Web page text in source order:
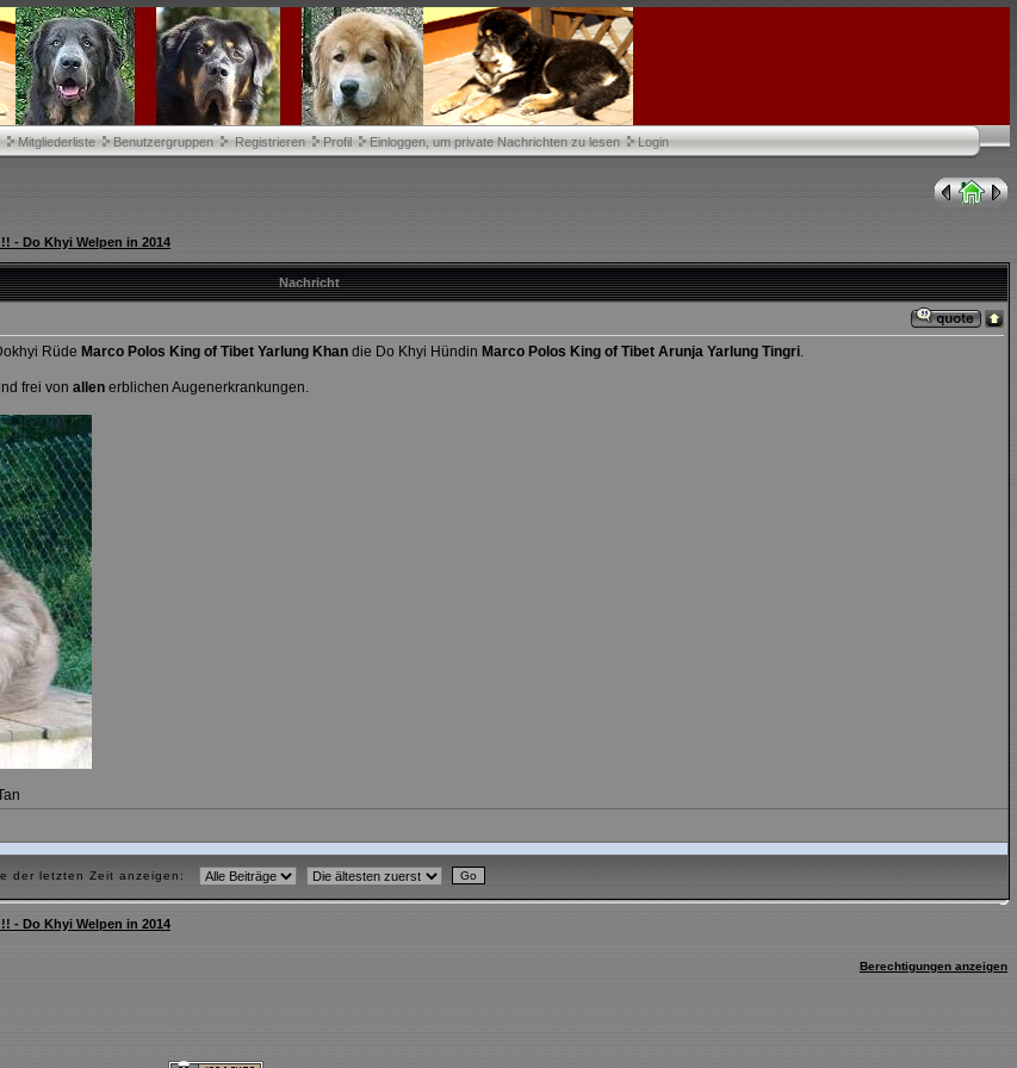
Mitgliederliste Benutzergruppen Registrieren Profil Einloggen, um private Nachrichten zu lesen Login
- Do Khyi Welpen in 2014
Nachricht
Rüde Marco Polos King of Tibet Yarlung Khan die Do Khyi Hündin Marco Polos King of Tibet Arunja Yarlung Tingri.
frei von allen erblichen Augenerkrankungen.
der letzten Zeit anzeigen:
- Do Khyi Welpen in 2014
Berechtigungen anzeigen